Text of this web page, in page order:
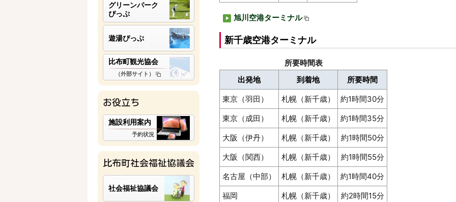
旭川空港ターミナル
新千歳空港ターミナル
所要時間表
出発地
到着地
所要時間
東京（羽田）
札幌（新千歳）
約1時間30分
東京（成田）
札幌（新千歳）
約1時間35分
大阪（伊丹）
札幌（新千歳）
約1時間50分
大阪（関西）
札幌（新千歳）
約1時間55分
名古屋（中部）
札幌（新千歳）
約1時間40分
福岡
札幌（新千歳） 約2時間15分
グリーンパーク
ぴっぷ
遊湯ぴっぷ
比布町観光協会
（外部サイト）
お役立ち
施設利用案内
予約状況
比布町社会福祉協議会
社会福祉協議会